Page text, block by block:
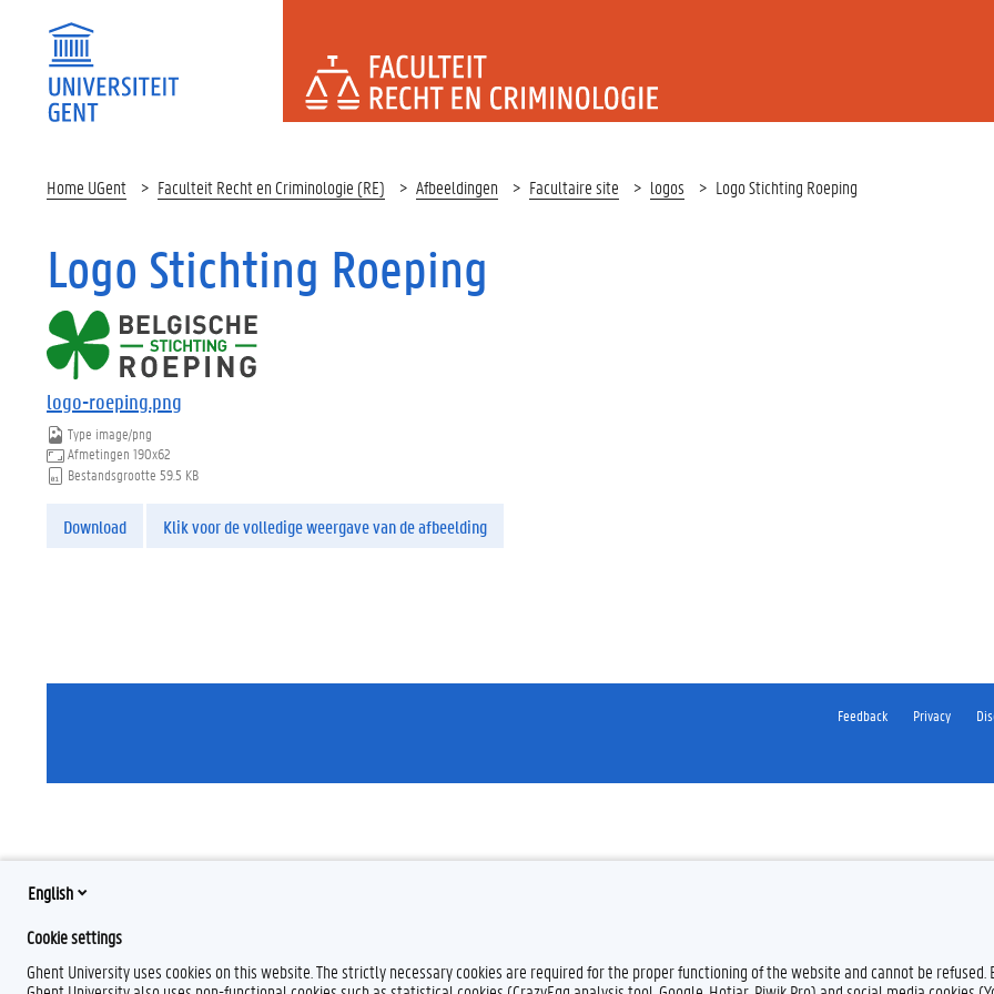
FACULTEIT RECHT EN CRIMINOLOGIE
Home UGent Faculteit Recht en Criminologie (RE) Afbeeldingen Facultaire site logos Logo Stichting Roeping
Logo Stichting Roeping
logo-roeping.png
Type image/png
Afmetingen 190x62
Bestandsgrootte 59.5 KB
Download Klik voor de volledige weergave van de afbeelding
Feedback Privacy
English
Cookie settings
Ghent University uses cookies on this website. The strictly necessary cookies are required for the proper functioning of the website and cannot be refused.